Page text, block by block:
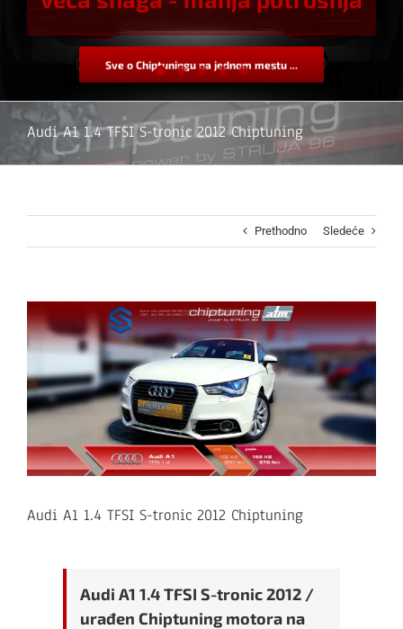
Sve o Chiptuningu na jednom mestu ...
Audi A1 1.4 TFSI S-tronic 2012 Chiptuning
Prethodno Sledeće
Audi A1 1.4 TFSI S-tronic 2012 Chiptuning
Audi A1 1.4 TFSI S-tronic 2012 /
urađen Chiptuning motora na